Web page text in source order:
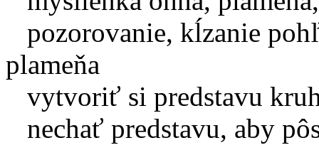
pozorovanie, kĺzanie
plameňa
vytvoriť si predstavu
nechať predstavu, aby